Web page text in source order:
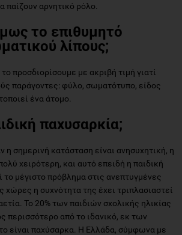
παίζουν αρνητικό ρόλο.
το επιθυμητό
λίπους;
προσδιορίσουμε με ακριβή τιμή γιατί
παράγοντες: φύλο, σωματότυπο, είδος
ένα άτομο.
παχυσαρκία;
η σημερινή κατάσταση είναι ανησυχητική, η
χειρότερη, και αυτό επειδή η παιδική
το μέγιστο πρόβλημα στις ανεπτυγμένες
χώρες η συχνότητα της έχει τριπλασιαστεί
Το 20% των παιδιών σχολικής ηλικίας
περισσότερο από το ιδανικό, εκ των
είναι παχύσαρκα. Η Ελλάδα, σύμφωνα με